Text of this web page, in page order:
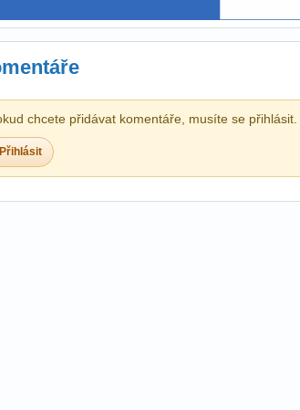
chcete přidávat komentáře, musíte se přihlásit.
Přihlásit